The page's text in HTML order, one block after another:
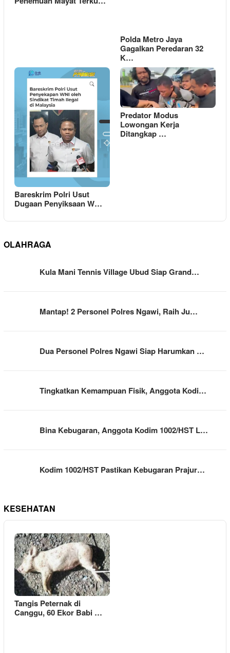
Polda Metro Jaya
Gagalkan Peredaran 32
K…
Bareskrim Polri Usut
Dugaan Penyiksaan W…
Predator Modus
Lowongan Kerja
Ditangkap …
OLAHRAGA
Kula Mani Tennis Village Ubud Siap Grand…
Mantap! 2 Personel Polres Ngawi, Raih Ju…
Dua Personel Polres Ngawi Siap Harumkan …
Tingkatkan Kemampuan Fisik, Anggota Kodi…
Bina Kebugaran, Anggota Kodim 1002/HST L…
Kodim 1002/HST Pastikan Kebugaran Prajur…
KESEHATAN
Tangis Peternak di
Canggu, 60 Ekor Babi …